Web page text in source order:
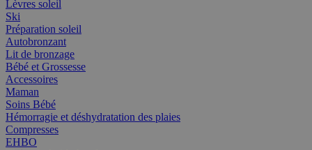
Lèvres soleil
Ski
Préparation soleil
Autobronzant
Lit de bronzage
Bébé et Grossesse
Accessoires
Maman
Soins Bébé
Hémorragie et déshydratation des plaies
Compresses
EHBO